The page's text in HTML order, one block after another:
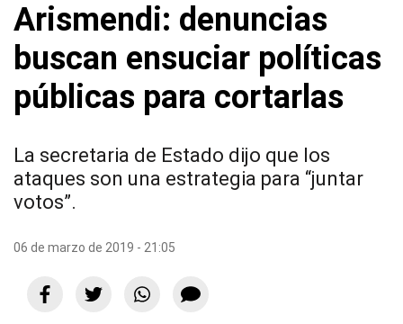
Arismendi: denuncias
buscan ensuciar políticas
públicas para cortarlas
La secretaria de Estado dijo que los
ataques son una estrategia para “juntar
votos”.
06 de marzo de 2019 - 21:05